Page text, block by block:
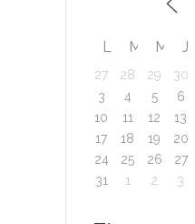
L M M J
27 28 29 30
3
4 5 6
10
11 12 13
17
18 19 20
24
25 26 27
31
1 2 3